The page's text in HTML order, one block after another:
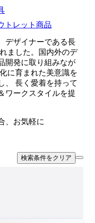
トレット商品
デザイナーである長
ました。国内外のデ
開発に取り組みなが
に育まれた美意識を
、 長く愛着を持って
ワークスタイルを提
、お気軽に
検索条件をクリア